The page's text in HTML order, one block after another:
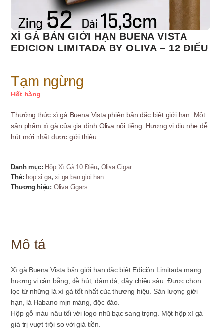
XÌ GÀ BẢN GIỚI HẠN BUENA VISTA
EDICION LIMITADA BY OLIVA – 12 ĐIẾU
Tạm ngừng
Hết hàng
Thưởng thức xì gà Buena Vista phiên bản đặc biệt giới hạn. Một
sản phẩm xì gà của gia đình Oliva nổi tiếng. Hương vị dịu nhẹ dễ
hút mới nhất được giới thiệu.
Danh mục: Hộp Xì Gà 10 Điếu, Oliva Cigar
Thẻ: hop xi ga,xi ga ban gioi han
Thương hiệu: Oliva Cigars
Mô tả
Xì gà Buena Vista bản giới hạn đặc biệt Edición Limitada mang
hương vị cân bằng, dễ hút, đậm đà, đầy chiều sâu. Được chọn
lọc từ những lá xì gà tốt nhất của thương hiệu. Sản lượng giới
hạn, lá Habano mịn màng, độc đáo.
Hộp gỗ màu nâu tối với logo nhũ bạc sang trọng. Một hộp xì gà
giá trị vượt trội so với giá tiền.